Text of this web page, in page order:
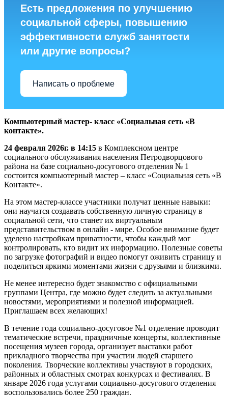
Есть предложения по улучшению
социальной сферы, повышению
эффективности служб занятости
или другие вопросы?
Написать о проблеме
Компьютерный мастер- класс «Социальная сеть «В
контакте».
24 февраля 2026г. в 14:15 в Комплексном центре
социального обслуживания населения Петродворцового
района на базе социально-досугового отделения № 1
состоится компьютерный мастер – класс «Социальная сеть «В
Контакте».
На этом мастер-классе участники получат ценные навыки:
они научатся создавать собственную личную страницу в
социальной сети, что станет их виртуальным
представительством в онлайн - мире. Особое внимание будет
уделено настройкам приватности, чтобы каждый мог
контролировать, кто видит их информацию. Полезные советы
по загрузке фотографий и видео помогут оживить страницу и
поделиться яркими моментами жизни с друзьями и близкими.
Не менее интересно будет знакомство с официальными
группами Центра, где можно будет следить за актуальными
новостями, мероприятиями и полезной информацией.
Приглашаем всех желающих!
В течение года социально-досуговое №1 отделение проводит
тематические встречи, праздничные концерты, коллективные
посещения музеев города, организует выставки работ
прикладного творчества при участии людей старшего
поколения. Творческие коллективы участвуют в городских,
районных и областных смотрах конкурсах и фестивалях. В
январе 2026 года услугами социально-досугового отделения
воспользовались более 250 граждан.